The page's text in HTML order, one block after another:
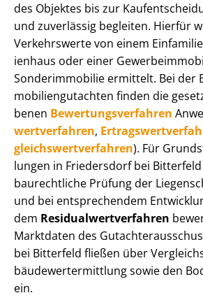
des Objektes bis zur
und zuverlässig begleiten. Hierfür
Verkehrswerte von einem
i­en­haus oder einer
Sonderimmobilie ermittelt. Bei der
mo­bi­li­en­gut­ach­ten finden die
be­nen Be­wer­tungs­ver­fah­ren
wert­ver­fah­ren,
gleichs­wert­ver­fah­ren). Für
lun­gen in Friedersdorf bei
baurechtliche Prüfung der
und bei entsprechendem
dem Re­si­du­al­wert­ver­fah­ren
Marktdaten des
bei Bitterfeld fließen über
bäu­de­wert­ermitt­lung sowie den
ein.